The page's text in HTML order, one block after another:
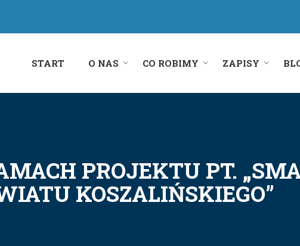
START O NAS CO ROBIMY ZAPISY
PROJEKTU PT.
KOSZALIŃSKIEGO”